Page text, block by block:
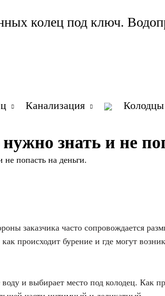
колец под ключ.
Канализация Колодцы
знать и не
попасть на деньги.
заказчика часто сопровождается
происходит бурение и где могут
и выбирает место под колодец. Как